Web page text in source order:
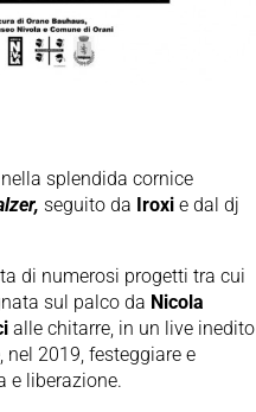
nella splendida cornice
seguito da Iroxie dal dj
di numerosi progetti tra cui
sul palco da Nicola
alle chitarre, in un live inedito
2019, festeggiare e
e liberazione.